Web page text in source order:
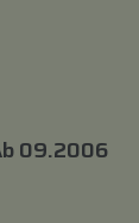
09.2006